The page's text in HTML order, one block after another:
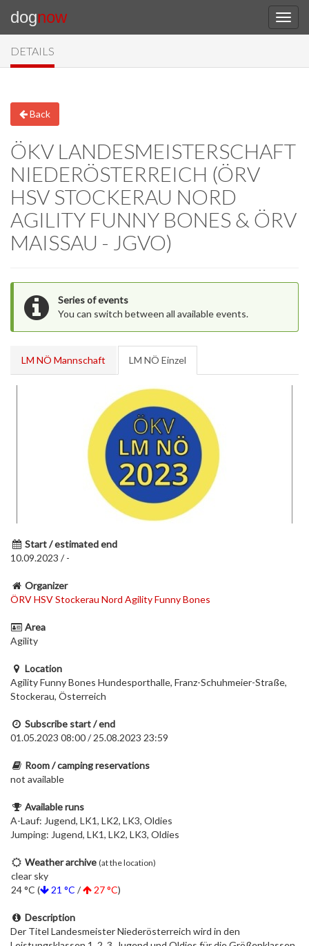
dognow
DETAILS
Back
ÖKV LANDESMEISTERSCHAFT
NIEDERÖSTERREICH (ÖRV
HSV STOCKERAU NORD
AGILITY FUNNY BONES & ÖRV
MAISSAU - JGVO)
Series of events
You can switch between all available events.
LM NÖ Mannschaft LM NÖ Einzel
Start / estimated end
10.09.2023 / -
Organizer
ÖRV HSV Stockerau Nord Agility Funny Bones
Area
Agility
Location
Agility Funny Bones Hundesporthalle, Franz-Schuhmeier-Straße,
Stockerau, Österreich
Subscribe start / end
01.05.2023 08:00 / 25.08.2023 23:59
Room / camping reservations
not available
Available runs
A-Lauf: Jugend, LK1, LK2, LK3, Oldies
Jumping: Jugend, LK1, LK2, LK3, Oldies
Weather archive (at the location)
clear sky
24 °C (
21 °C / 27 °C)
Description
Der Titel Landesmeister Niederösterreich wird in den